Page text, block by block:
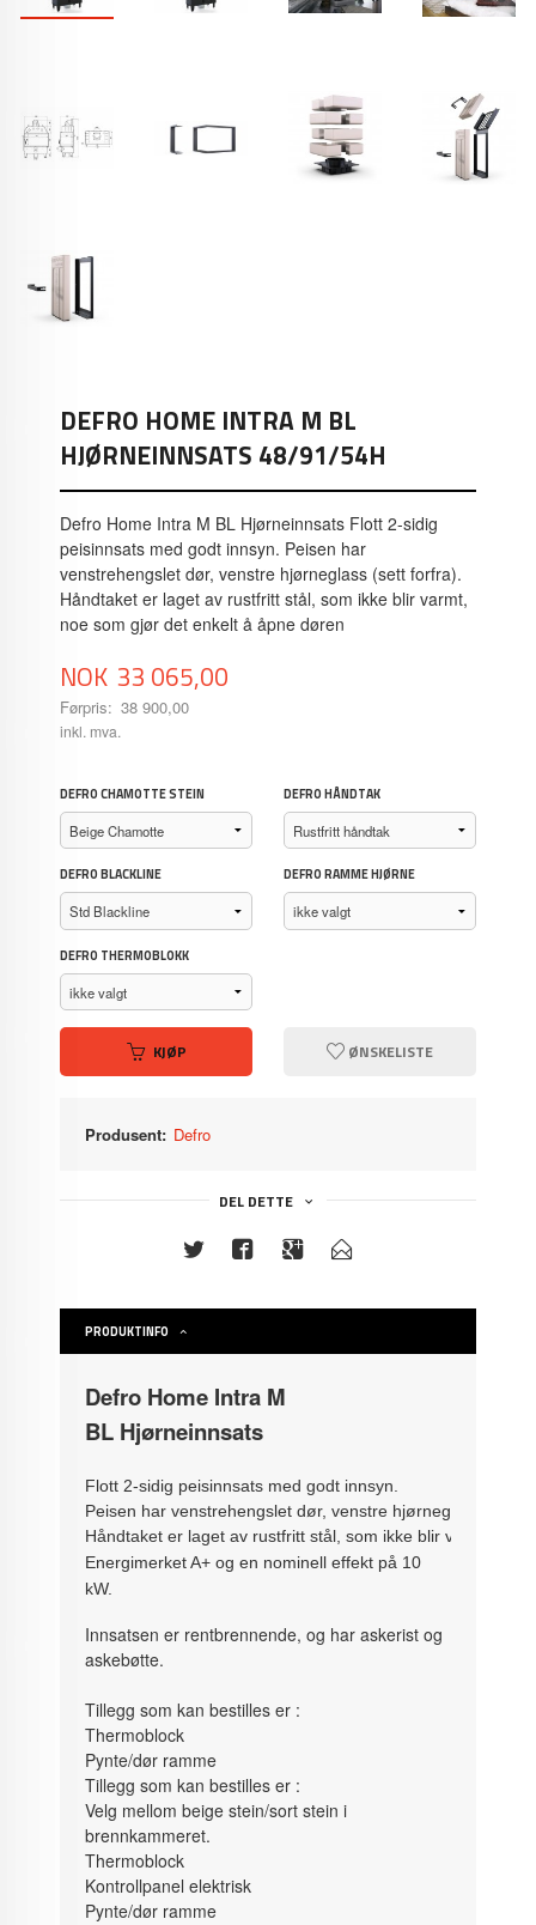
DEFRO HOME INTRA M BL
HJØRNEINNSATS 48/91/54H
Defro Home Intra M BL Hjørneinnsats Flott 2-sidig
peisinnsats med godt innsyn. Peisen har
venstrehengslet dør, venstre hjørneglass (sett forfra).
Håndtaket er laget av rustfritt stål, som ikke blir varmt,
noe som gjør det enkelt å åpne døren
Tilbud
NOK 33 065,00
Førpris: 38 900,00
Rabatt
inkl. mva.
DEFRO CHAMOTTE STEIN DEFRO HÅNDTAK
DEFRO BLACKLINE DEFRO RAMME HJØRNE
DEFRO THERMOBLOKK
KJØP ØNSKELISTE
Produsent: Defro
DEL DETTE
PRODUKTINFO
Defro Home Intra M
BL Hjørneinnsats
Flott 2-sidig peisinnsats med godt innsyn.
Peisen har venstrehengslet dør, venstre hjørneglass (sett
Håndtaket er laget av rustfritt stål, som ikke blir varmt,
Energimerket A+ og en nominell effekt på 10
kW.
Innsatsen er rentbrennende, og har askerist og
askebøtte.
Tillegg som kan bestilles er :
Thermoblock
Pynte/dør ramme
Tillegg som kan bestilles er :
Velg mellom beige stein/sort stein i
brennkammeret.
Thermoblock
Kontrollpanel elektrisk
Pynte/dør ramme